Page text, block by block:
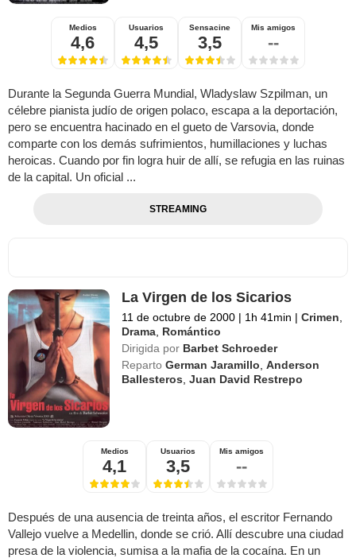
Medios
4,6
Usuarios
4,5
Sensacine
3,5
Mis amigos
--
Durante la Segunda Guerra Mundial, Wladyslaw Szpilman, un
célebre pianista judío de origen polaco, escapa a la deportación,
pero se encuentra hacinado en el gueto de Varsovia, donde
comparte con los demás sufrimientos, humillaciones y luchas
heroicas. Cuando por fin logra huir de allí, se refugia en las ruinas
de la capital. Un oficial ...
STREAMING
La Virgen de los Sicarios
11 de octubre de 2000 | 1h 41min | Crimen
Drama Romántico
Dirigida por Barbet Schroeder
Reparto German Jaramillo ,Anderson
Ballesteros ,Juan David Restrepo
Medios
4,1
Usuarios
3,5
Mis amigos
--
Después de una ausencia de treinta años, el escritor Fernando
Vallejo vuelve a Medellin, donde se crió. Allí descubre una ciudad
presa de la violencia, sumisa a la mafia de la cocaína. En un